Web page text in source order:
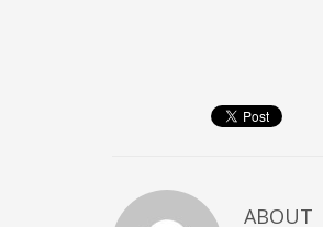
ABOUT